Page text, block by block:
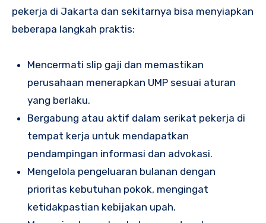
pekerja di Jakarta dan sekitarnya bisa menyiapkan
beberapa langkah praktis:
Mencermati slip gaji dan memastikan
perusahaan menerapkan UMP sesuai aturan
yang berlaku.
Bergabung atau aktif dalam serikat pekerja di
tempat kerja untuk mendapatkan
pendampingan informasi dan advokasi.
Mengelola pengeluaran bulanan dengan
prioritas kebutuhan pokok, mengingat
ketidakpastian kebijakan upah.